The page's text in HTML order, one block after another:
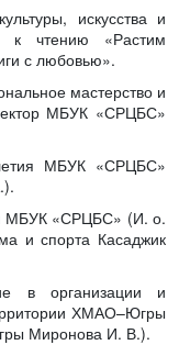
искусства и
к чтению «Растим
с любовью».
мастерство и
МБУК «СРЦБС»
МБУК «СРЦБС»
МБУК «СРЦБС» (И. о.
и спорта Касаджик
в организации и
ХМАО–Югры
Миронова И. В.).